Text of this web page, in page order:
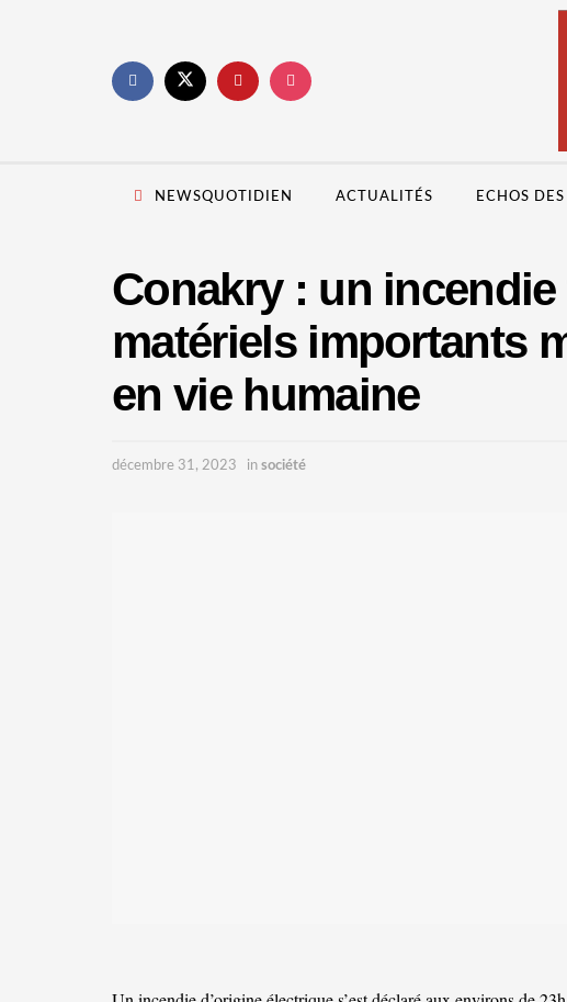
NEWSQUOTIDIEN ACTUALITÉS ECHOS
Conakry : un
matériels importants
en vie humaine
décembre 31, 2023 in société